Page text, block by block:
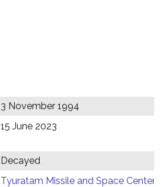
3 November 1994
15 June 2023
Decayed
Tyuratam Missile and Space Center,